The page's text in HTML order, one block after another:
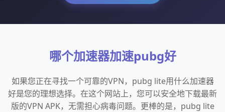
哪个加速器加速pubg好
如果您正在寻找一个可靠的VPN，pubg lite用什么加速器
好是您的理想选择。在这个网站上，您可以安全地下载最新
版的VPN APK，无需担心病毒问题。更棒的是，pubg lite